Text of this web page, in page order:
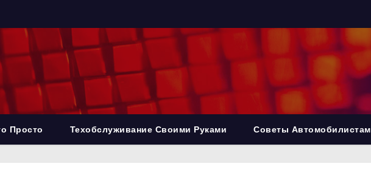
Просто Техобслуживание Своими Руками Советы Автомобилистам